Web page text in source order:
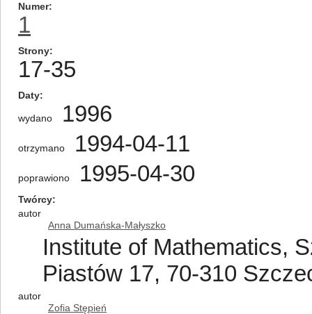
Numer
1
Strony
17-35
Daty
wydano 1996
otrzymano 1994-04-11
poprawiono 1995-04-30
Twórcy
autor
Anna Dumańska-Małyszko
Institute of Mathematics,
Piastów 17, 70-310
autor
Zofia Stępień